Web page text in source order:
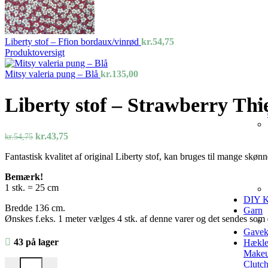
DIY
Garn
Liberty stof – Ffion bordaux/vinrød kr.54,75
Produktoversigt
Mitsy valeria pung – Blå kr.135,00
Liberty stof – Strawberry
kr.54,75 Den
pris
kr.54,75.
kr.43,75Den
pris
Fantastisk kvalitet af original Liberty stof, kan bruges til mange
Bemærk!
1 stk. = 25 cm
Bredde 136 cm.
Ønskes f.eks. 1 meter vælges 4 stk. af denne varer og det sendes
43 på lager
Liberty stof – Strawberry Thief gråblå antal